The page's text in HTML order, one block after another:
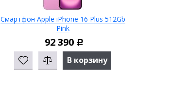
Смартфон Apple iPhone 16 Plus 512Gb
Pink
92 390 Р
В корзину